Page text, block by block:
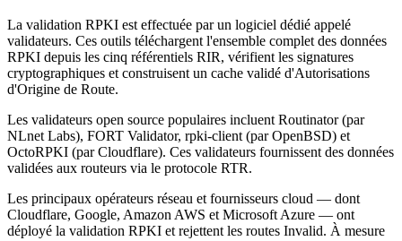
La validation RPKI est effectuée par un logiciel dédié appelé
validateurs. Ces outils téléchargent l'ensemble complet des données
RPKI depuis les cinq référentiels RIR, vérifient les signatures
cryptographiques et construisent un cache validé d'Autorisations
d'Origine de Route.
Les validateurs open source populaires incluent Routinator (par
NLnet Labs), FORT Validator, rpki-client (par OpenBSD) et
OctoRPKI (par Cloudflare). Ces validateurs fournissent des données
validées aux routeurs via le protocole RTR.
Les principaux opérateurs réseau et fournisseurs cloud — dont
Cloudflare, Google, Amazon AWS et Microsoft Azure — ont
déployé la validation RPKI et rejettent les routes Invalid. À mesure